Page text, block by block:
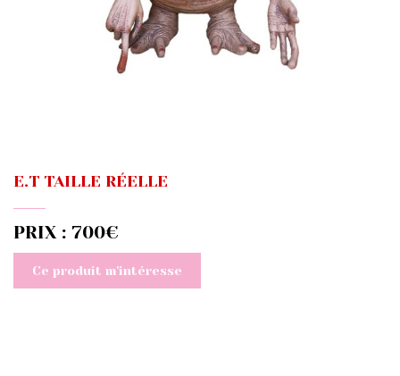
E.T TAILLE RÉELLE
PRIX : 700€
Ce produit m'intéresse